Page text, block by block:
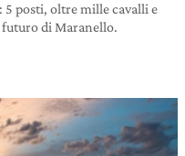
5 posti, oltre mille cavalli e
di Maranello.